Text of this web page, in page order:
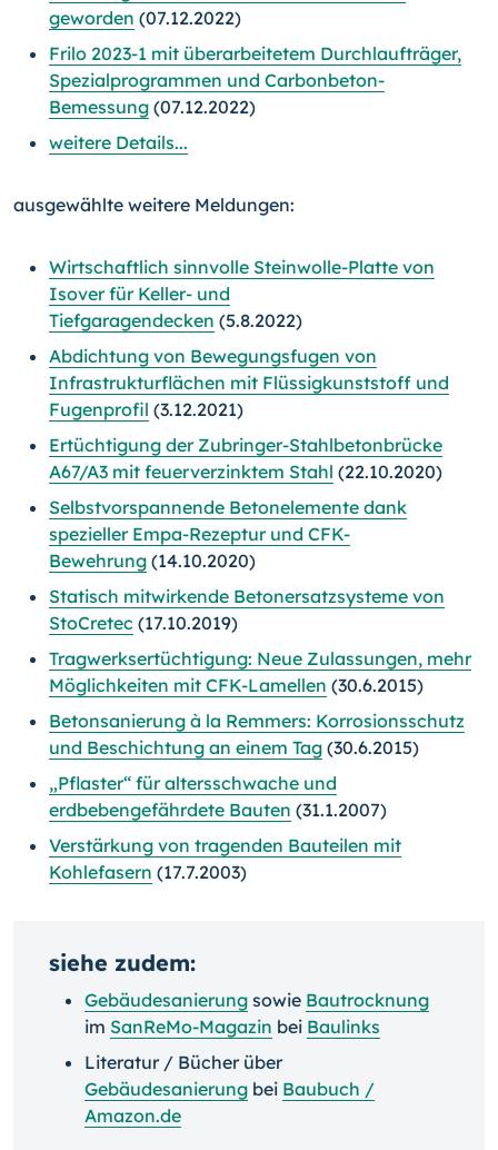
geworden (07.12.2022)
Frilo 2023-1 mit überarbeitetem Durchlaufträger,
Spezialprogrammen und Carbonbeton-
Bemessung (07.12.2022)
weitere Details...
ausgewählte weitere Meldungen:
Wirtschaftlich sinnvolle Steinwolle-Platte von
Isover für Keller- und
Tiefgaragendecken (5.8.2022)
Abdichtung von Bewegungsfugen von
Infrastrukturflächen mit Flüssigkunststoff und
Fugenprofil (3.12.2021)
Ertüchtigung der Zubringer-Stahlbetonbrücke
A67/A3 mit feuerverzinktem Stahl (22.10.2020)
Selbstvorspannende Betonelemente dank
spezieller Empa-Rezeptur und CFK-
Bewehrung (14.10.2020)
Statisch mitwirkende Betonersatzsysteme von
StoCretec (17.10.2019)
Tragwerksertüchtigung: Neue Zulassungen, mehr
Möglichkeiten mit CFK-Lamellen (30.6.2015)
Betonsanierung à la Remmers: Korrosionsschutz
und Beschichtung an einem Tag (30.6.2015)
„Pflaster“ für altersschwache und
erdbebengefährdete Bauten (31.1.2007)
Verstärkung von tragenden Bauteilen mit
Kohlefasern (17.7.2003)
siehe zudem:
Gebäudesanierung sowie Bautrocknung
im SanReMo-Magazin bei Baulinks
Literatur / Bücher über
Gebäudesanierung bei Baubuch /
Amazon.de